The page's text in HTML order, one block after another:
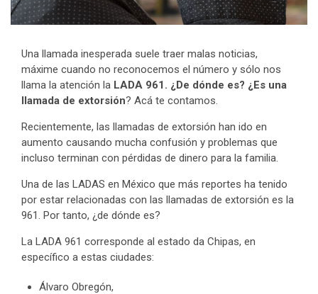
Una llamada inesperada suele traer malas noticias,
máxime cuando no reconocemos el número y sólo nos
llama la atención la LADA 961. ¿De dónde es? ¿Es una
llamada de extorsión? Acá te contamos.
Recientemente, las llamadas de extorsión han ido en
aumento causando mucha confusión y problemas que
incluso terminan con pérdidas de dinero para la familia.
Una de las LADAS en México que más reportes ha tenido
por estar relacionadas con las llamadas de extorsión es la
961. Por tanto, ¿de dónde es?
La LADA 961 corresponde al estado da Chipas, en
específico a estas ciudades:
Álvaro Obregón,